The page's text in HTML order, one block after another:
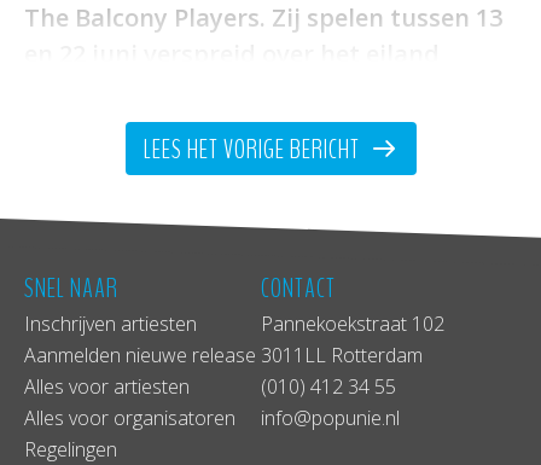
The Balcony Players. Zij spelen tussen 13
Oerol Festivalstaat bekend als één van de
grootste en meest bijzondere theaterfestivals in
Europa. Het is sinds de eerste editie in 1982
uitgegroeid tot een waar fenomeen. Ieder jaar in
juni is het Waddeneiland tien dagen lang hét
podium voor theater, dans, straattheater,
beeldende kunst en muziek. De muziek acts
staan over het hele eiland verspreid, de Popunie
Live acts staan voornamelijk op het Westerkeyn
terrein.
LEES HET VORIGE BERICHT
SNEL NAAR
Inschrijven artiesten
Aanmelden nieuwe release
Alles voor artiesten
Alles voor organisatoren
Regelingen
CONTACT
Pannekoekstraat 102
3011LL Rotterdam
(010) 412 34 55
info@popunie.nl